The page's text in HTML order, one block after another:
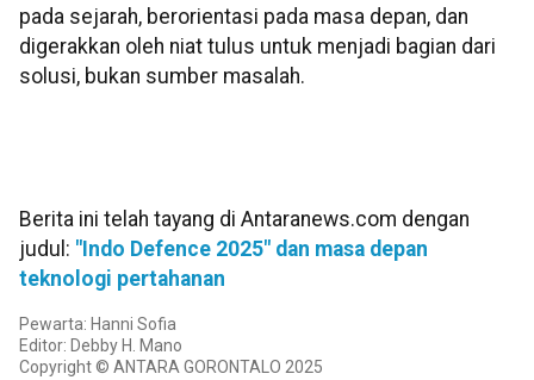
pada sejarah, berorientasi pada masa depan, dan
digerakkan oleh niat tulus untuk menjadi bagian dari
solusi, bukan sumber masalah.
Berita ini telah tayang di Antaranews.com dengan
judul: "Indo Defence 2025" dan masa depan
teknologi pertahanan
Pewarta: Hanni Sofia
Editor: Debby H. Mano
Copyright © ANTARA GORONTALO 2025